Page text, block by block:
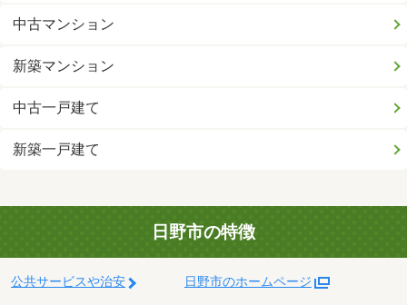
中古マンション
新築マンション
中古一戸建て
新築一戸建て
日野市の特徴
公共サービスや治安 日野市のホームページ